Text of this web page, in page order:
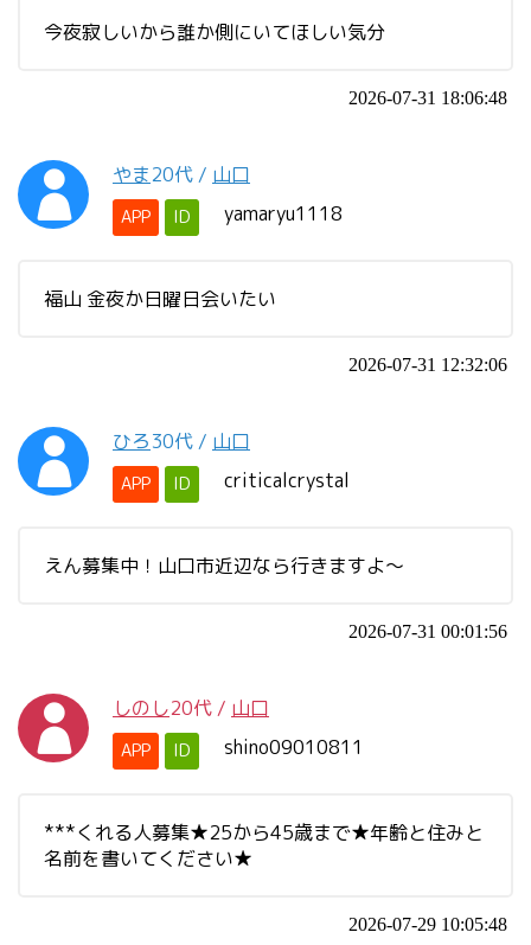
今夜寂しいから誰か側にいてほしい気分
2026-07-31 18:06:48
やま20代 / 山口
APP ID yamaryu1118
福山 金夜か日曜日会いたい
2026-07-31 12:32:06
ひろ30代 / 山口
APP ID criticalcrystal
えん募集中！山口市近辺なら行きますよ～
2026-07-31 00:01:56
しのし20代 / 山口
APP ID shino09010811
***くれる人募集★25から45歳まで★年齢と住みと
名前を書いてください★
2026-07-29 10:05:48